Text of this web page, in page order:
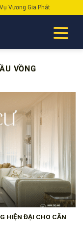
Vương Gia Phát
VỒNG
HIỆN ĐẠI CHO CĂN